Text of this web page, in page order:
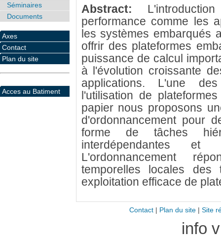
Abstract:
performance comme les
les systèmes embarqués
offrir des plateformes
puissance de calcul
à l'évolution croissante
applications. L'une
l'utilisation de
papier nous proposons
d'ordonnancement pour
forme de tâches
interdépendantes
L'ordonnancement
temporelles locales
exploitation efficace de
Séminaires
Documents
Axes
Contact
Plan du site
Acces au Batiment
Contact| Plan du site| Site
info